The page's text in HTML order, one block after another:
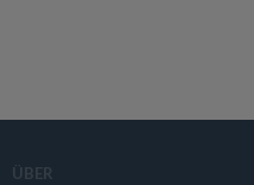
ÜBER